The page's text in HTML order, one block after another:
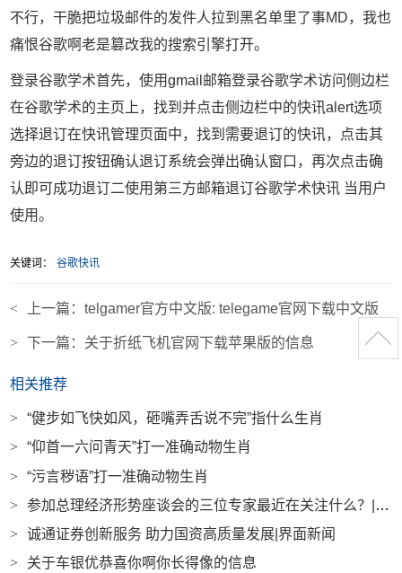
不行，干脆把垃圾邮件的发件人拉到黑名单里了事MD，我也
痛恨谷歌啊老是篡改我的搜索引擎打开。
登录谷歌学术首先，使用gmail邮箱登录谷歌学术访问侧边栏
在谷歌学术的主页上，找到并点击侧边栏中的快讯alert选项
选择退订在快讯管理页面中，找到需要退订的快讯，点击其
旁边的退订按钮确认退订系统会弹出确认窗口，再次点击确
认即可成功退订二使用第三方邮箱退订谷歌学术快讯 当用户
使用。
关键词： 谷歌快讯
< 上一篇：telgamer官方中文版: telegame官网下载中文版
> 下一篇： 关于折纸飞机官网下载苹果版的信息
相关推荐
>
“健步如飞快如风，砸嘴弄舌说不完”指什么生肖
>
“仰首一六问青天”打一准确动物生肖
>
“污言秽语”打一准确动物生肖
>
参加总理经济形势座谈会的三位专家最近在关注什么？|界面新闻
>
诚通证券创新服务 助力国资高质量发展|界面新闻
>
关于车银优恭喜你啊你长得像的信息